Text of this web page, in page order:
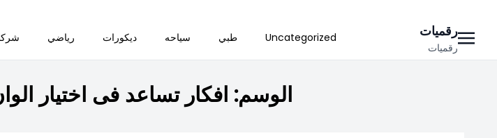
content
رقميات
رقميات
Uncategorized طبي سياحه ديكورات رياضي
الوسم: افكار تساعد فى اختيار